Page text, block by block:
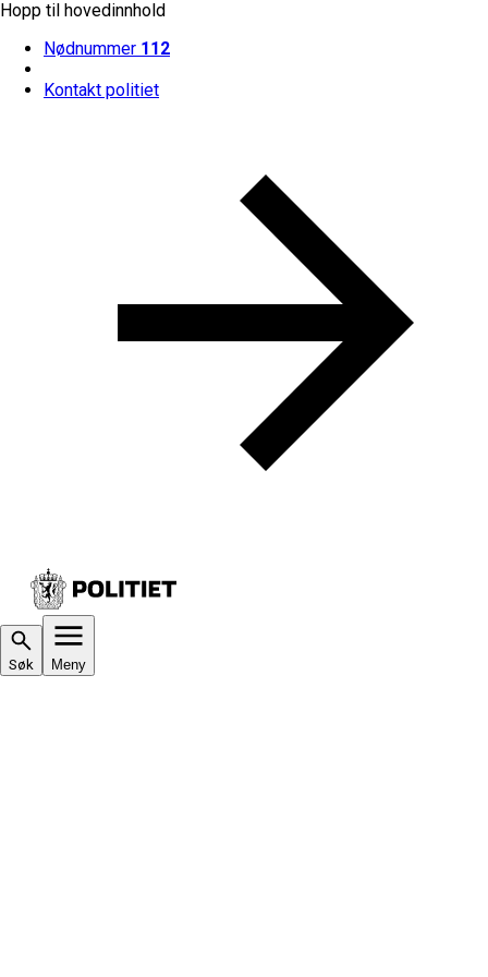
Hopp til hovedinnhold
Nødnummer 112
Kontakt politiet
Søk Meny